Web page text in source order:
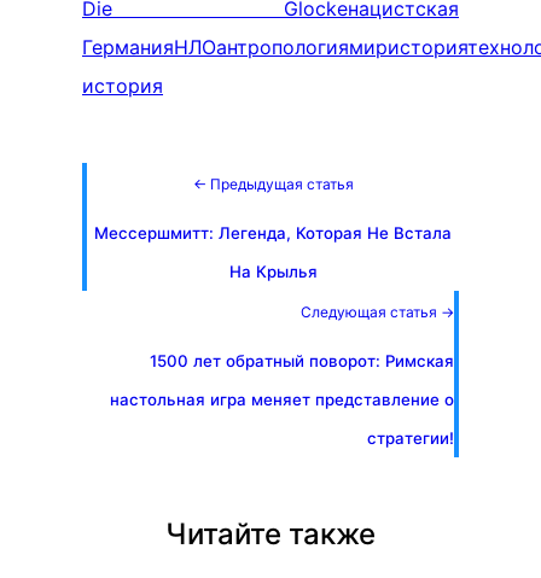
Die Glockeнацистская
ГерманияНЛОантропологиямиристория
история
← Предыдущая статья
Мессершмитт: Легенда, Которая Не Встала
На Крылья
Следующая статья →
1500 лет обратный поворот: Римская
настольная игра меняет представление о
стратегии!
Читайте также